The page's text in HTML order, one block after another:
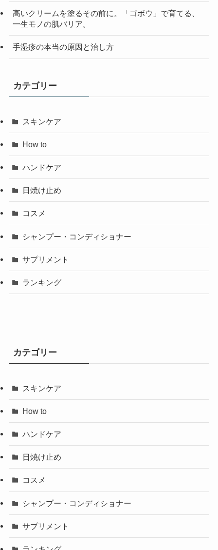
高いクリームを塗るその前に。「ゴボウ」で育てる、
一生モノの肌バリア。
手湿疹の本当の原因と治し方
カテゴリー
スキンケア
How to
ハンドケア
日焼け止め
コスメ
シャンプー・コンディショナー
サプリメント
ランキング
カテゴリー
スキンケア
How to
ハンドケア
日焼け止め
コスメ
シャンプー・コンディショナー
サプリメント